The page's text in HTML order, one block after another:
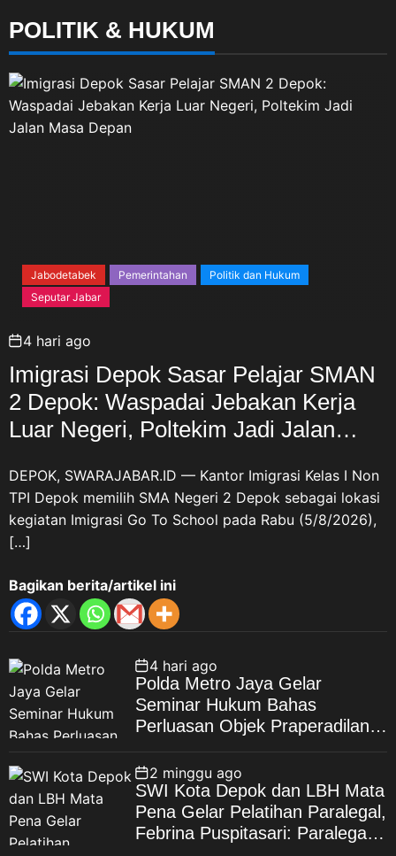
POLITIK & HUKUM
Jabodetabek Pemerintahan
Politik dan Hukum
Seputar Jabar
4 hari ago
Imigrasi Depok Sasar Pelajar SMAN
2 Depok: Waspadai Jebakan Kerja
Luar Negeri, Poltekim Jadi Jalan
DEPOK, SWARAJABAR.ID — Kantor Imigrasi Kelas I Non
TPI Depok memilih SMA Negeri 2 Depok sebagai lokasi
kegiatan Imigrasi Go To School pada Rabu (5/8/2026),
[…]
Bagikan berita/artikel ini
4 hari ago
Polda Metro Jaya Gelar
Seminar Hukum Bahas
Perluasan Objek Praperadilan
2 minggu ago
SWI Kota Depok dan LBH Mata
Pena Gelar Pelatihan Paralegal,
Febrina Puspitasari: Paralegal